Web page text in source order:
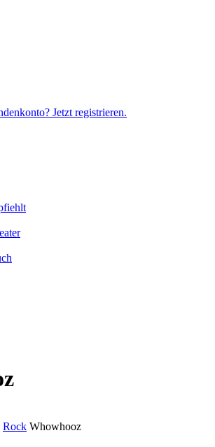
Jetzt registrieren.
Rock Whowhooz